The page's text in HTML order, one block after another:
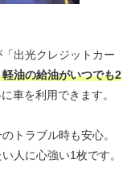
出光クレジットカー
油の給油がいつでも2
車を利用できます。
トラブル時も安心。
人に心強い1枚です。